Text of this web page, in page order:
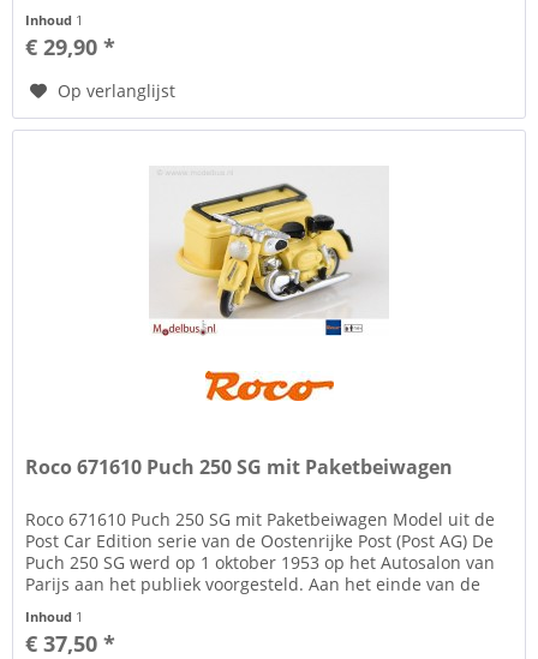
Inhoud 1
€ 29,90 *
Op verlanglijst
Roco 671610 Puch 250 SG mit Paketbeiwagen
Roco 671610 Puch 250 SG mit Paketbeiwagen Model uit de
Post Car Edition serie van de Oostenrijke Post (Post AG) De
Puch 250 SG werd op 1 oktober 1953 op het Autosalon van
Parijs aan het publiek voorgesteld. Aan het einde van de
Inhoud 1
€ 37,50 *